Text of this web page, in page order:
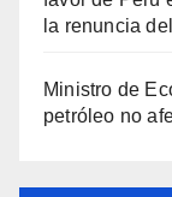
la renuncia
Ministro de
petróleo no